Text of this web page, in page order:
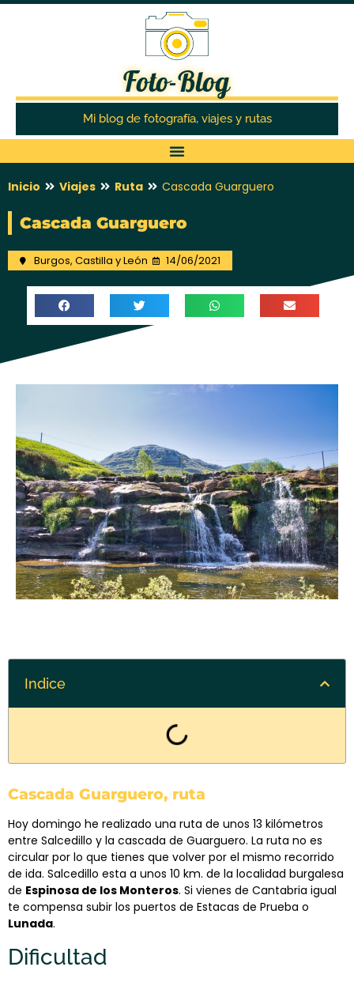
Foto-Blog
Mi blog de fotografía, viajes y rutas
Inicio Viajes Ruta Cascada Guarguero
Cascada Guarguero
Burgos, Castilla y León 14/06/2021
Cascada Guarguero, ruta
Hoy domingo he realizado una ruta de unos 13 kilómetros
entre Salcedillo y la cascada de Guarguero. La ruta no es
circular por lo que tienes que volver por el mismo recorrido
de ida. Salcedillo esta a unos 10 km. de la localidad burgalesa
de Espinosa de los Monteros. Si vienes de Cantabria igual
te compensa subir los puertos de Estacas de Prueba o
Lunada.
Dificultad
Indice